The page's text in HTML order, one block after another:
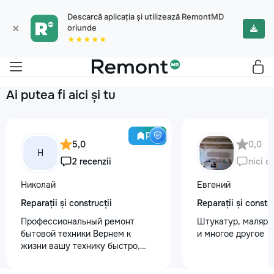
×
Descarcă aplicația și utilizează RemontMD
oriunde
★★★★★
Ai putea fi aici și tu
Pro
Н
5,0
2 recenzii
Николай
Reparații și construcții
Профессиональный ремонт
бытовой техники Вернем к
жизни вашу технику быстро,
0,0
nici o
Евгений
Reparații și
Штукатур, маляр ,
и многое другое